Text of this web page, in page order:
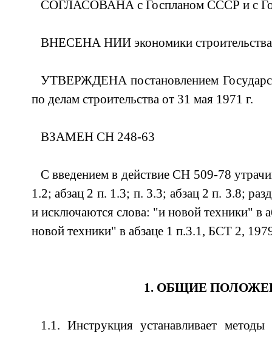
СОГЛАСОВАНА с Госпланом СССР и с
ВНЕСЕНА НИИ экономики
УТВЕРЖДЕНА постановлением
по делам строительства от 31 мая 1971 г.
ВЗАМЕН СН 248-63
С введением в действие СН 509-78
1.2; абзац 2 п. 1.3; п. 3.3; абзац 2 п. 3.8;
и исключаются слова: "и новой техники" в
новой техники" в абзаце 1 п.3.1, БСТ 2,
1. ОБЩИЕ
1.1. Инструкция устанавливает методы